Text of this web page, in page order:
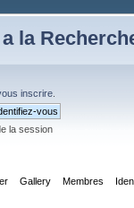
la
inscrire
la session
Gallery Membres